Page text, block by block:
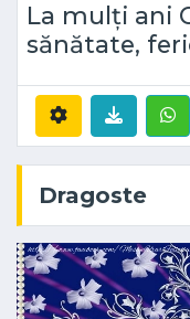
La mulți ani
sănătate,
Dragoste